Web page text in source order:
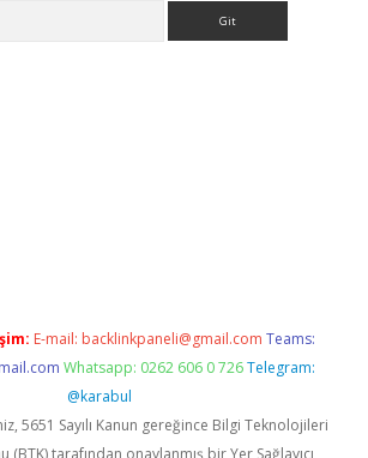
E-mail: backlinkpaneli@gmail.com Teams:
Whatsapp: 0262 606 0 726 Telegram:
@karabul
5651 Sayılı Kanun gereğince Bilgi Teknolojileri
(BTK) tarafından onaylanmış bir Yer Sağlayıcı